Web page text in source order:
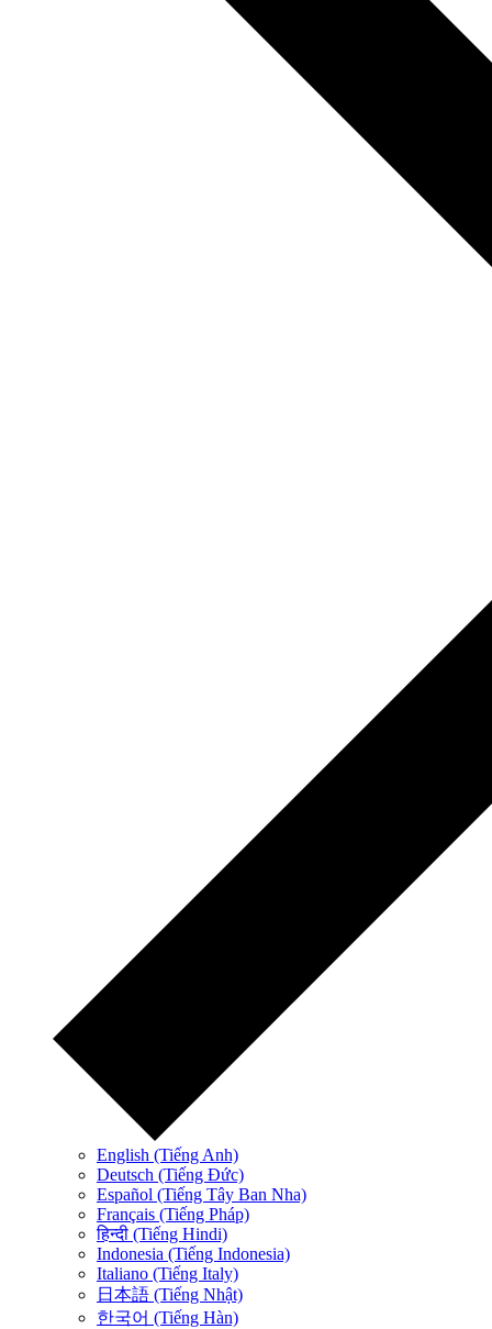
English (Tiếng Anh)
Deutsch (Tiếng Đức)
Español (Tiếng Tây Ban Nha)
Français (Tiếng Pháp)
हिन्दी (Tiếng Hindi)
Indonesia (Tiếng Indonesia)
Italiano (Tiếng Italy)
日本語 (Tiếng Nhật)
한국어 (Tiếng Hàn)